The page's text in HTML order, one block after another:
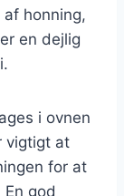
honning,
en dejlig
i ovnen
vigtigt at
for at
god